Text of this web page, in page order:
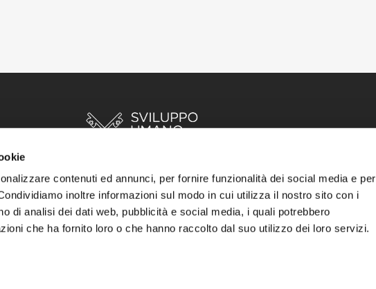
contenuti ed annunci, per fornire funzionalità dei social media e per
inoltre informazioni sul modo in cui utilizza il nostro sito con i
di analisi dei dati web, pubblicità e social media, i quali potrebbero
che ha fornito loro o che hanno raccolto dal suo utilizzo dei loro servizi.
INIZIO STORIE RISORSE